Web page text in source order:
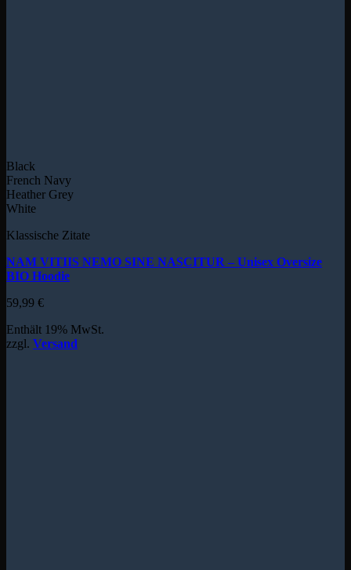
Black
French Navy
Heather Grey
White
Klassische Zitate
NAM VITIIS NEMO SINE NASCITUR – Unisex Oversize
BIO Hoodie
59,99 €
Enthält 19% MwSt.
zzgl. Versand